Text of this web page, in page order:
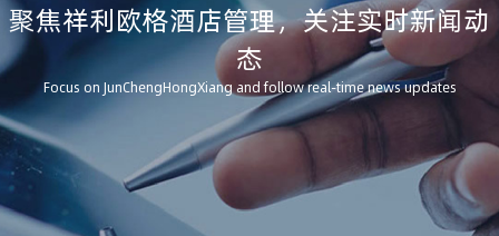
聚焦祥利欧格酒店管理，关注实时新闻动
态
Focus on JunChengHongXiang and follow real-time news updates